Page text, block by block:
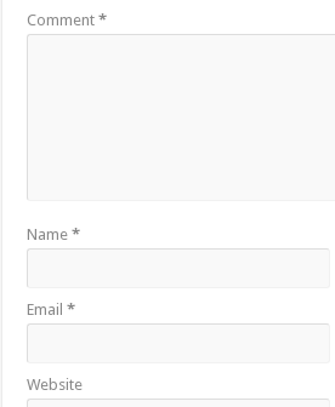
Comment*
Name*
Email*
Website